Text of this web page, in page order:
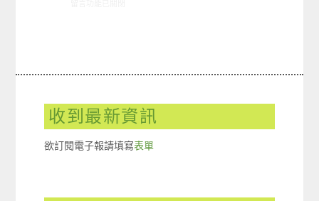
收到最新資訊
欲訂閱電子報請填寫表單